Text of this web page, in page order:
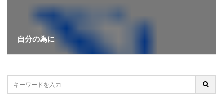
自分の為に